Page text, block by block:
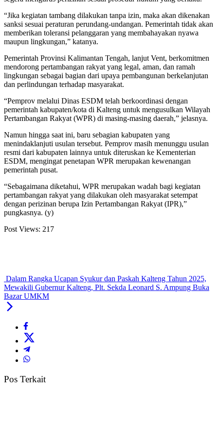
“Jika kegiatan tambang dilakukan tanpa izin, maka akan dikenakan
sanksi sesuai peraturan perundang-undangan. Pemerintah tidak akan
memberikan toleransi pelanggaran yang membahayakan nyawa
maupun lingkungan,” katanya.
Pemerintah Provinsi Kalimantan Tengah, lanjut Vent, berkomitmen
mendorong pertambangan rakyat yang legal, aman, dan ramah
lingkungan sebagai bagian dari upaya pembangunan berkelanjutan
dan perlindungan terhadap masyarakat.
“Pemprov melalui Dinas ESDM telah berkoordinasi dengan
pemerintah kabupaten/kota di Kalteng untuk mengusulkan Wilayah
Pertambangan Rakyat (WPR) di masing-masing daerah,” jelasnya.
Namun hingga saat ini, baru sebagian kabupaten yang
menindaklanjuti usulan tersebut. Pemprov masih menunggu usulan
resmi dari kabupaten lainnya untuk diteruskan ke Kementerian
ESDM, mengingat penetapan WPR merupakan kewenangan
pemerintah pusat.
“Sebagaimana diketahui, WPR merupakan wadah bagi kegiatan
pertambangan rakyat yang dilakukan oleh masyarakat setempat
dengan perizinan berupa Izin Pertambangan Rakyat (IPR),”
pungkasnya. (y)
Post Views: 217
Dalam Rangka Ucapan Syukur dan Paskah Kalteng Tahun 2025,
Mewakili Gubernur Kalteng, Plt. Sekda Leonard S. Ampung Buka
Bazar UMKM
Pos Terkait